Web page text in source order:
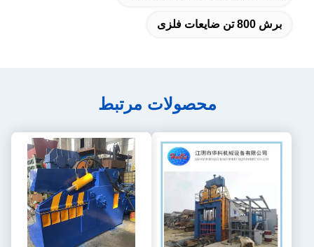
برش 800 تن ضایعات فلزی
محصولات مرتبط